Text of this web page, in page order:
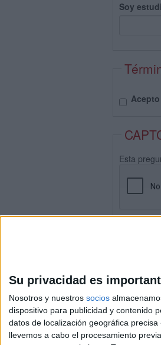
Su privacidad es
Nosotros y nuestros socios
dispositivo para publicidad y contenido
datos de localización geográfica
llevemos a cabo el procesamiento
Soy
Acepto
Esta